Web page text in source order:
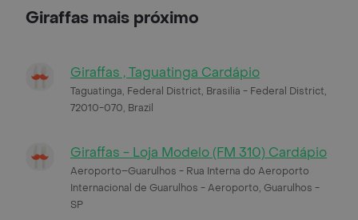
Giraffas mais próximo
Giraffas , Taguatinga Cardápio
Taguatinga, Federal District, Brasilia - Federal District,
72010-070, Brazil
Giraffas - Loja Modelo (FM 310) Cardápio
Aeroporto–Guarulhos - Rua Interna do Aeroporto
Internacional de Guarulhos - Aeroporto, Guarulhos -
SP